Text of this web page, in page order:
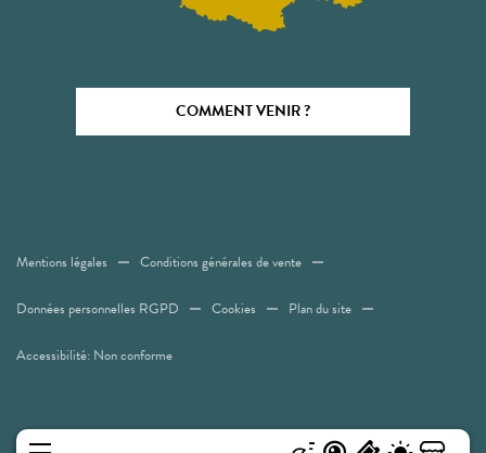
COMMENT VENIR ?
Mentions légales Conditions générales de vente
Données personnelles RGPD Cookies Plan du site
Accessibilité: Non conforme